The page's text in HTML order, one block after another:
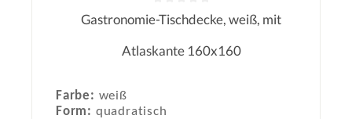
Durchschnittliche Bewertung von
Gastronomie-Tischdecke, weiß, mit
Atlaskante 160x160
Farbe: weiß
Form: quadratisch